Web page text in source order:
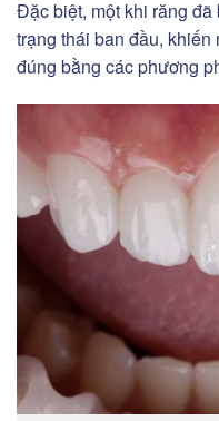
Đặc biệt, một khi răng
trạng thái ban đầu,
đúng bằng các phương